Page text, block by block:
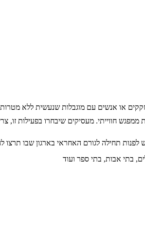
או אנשים עם מוגבלות שנעשית ללא
מעסיקים שיבחרו בפעילות זו, צריכים
לפנות תחילה לגורם האחראי בארגון שבו
בתי אבות, בתי ספר ועוד